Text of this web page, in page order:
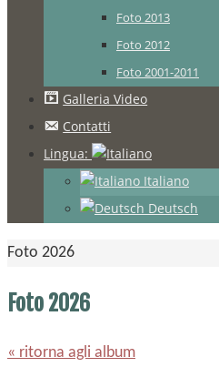
Foto 2013
Foto 2012
Foto 2001-2011
Galleria Video
Contatti
Lingua:
Italiano
Deutsch
Home
Foto 2026
Foto 2026
« ritorna agli album